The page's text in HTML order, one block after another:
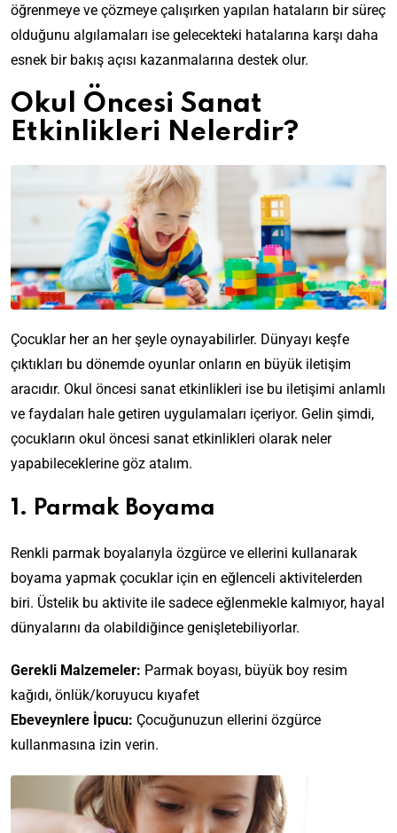
öğrenmeye ve çözmeye çalışırken yapılan hataların bir süreç
olduğunu algılamaları ise gelecekteki hatalarına karşı daha
esnek bir bakış açısı kazanmalarına destek olur.
Okul Öncesi Sanat
Etkinlikleri Nelerdir?
Çocuklar her an her şeyle oynayabilirler. Dünyayı keşfe
çıktıkları bu dönemde oyunlar onların en büyük iletişim
aracıdır. Okul öncesi sanat etkinlikleri ise bu iletişimi anlamlı
ve faydaları hale getiren uygulamaları içeriyor. Gelin şimdi,
çocukların okul öncesi sanat etkinlikleri olarak neler
yapabileceklerine göz atalım.
1. Parmak Boyama
Renkli parmak boyalarıyla özgürce ve ellerini kullanarak
boyama yapmak çocuklar için en eğlenceli aktivitelerden
biri. Üstelik bu aktivite ile sadece eğlenmekle kalmıyor, hayal
dünyalarını da olabildiğince genişletebiliyorlar.
Gerekli Malzemeler: Parmak boyası, büyük boy resim
kağıdı, önlük/koruyucu kıyafet
Ebeveynlere İpucu: Çocuğunuzun ellerini özgürce
kullanmasına izin verin.